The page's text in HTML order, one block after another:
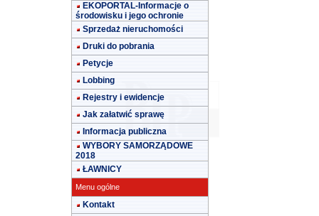
EKOPORTAL-Informacje o
środowisku i jego ochronie
Sprzedaż nieruchomości
Druki do pobrania
Petycje
Lobbing
Rejestry i ewidencje
Jak załatwić sprawę
Informacja publiczna
WYBORY SAMORZĄDOWE
2018
ŁAWNICY
Menu ogólne
Kontakt